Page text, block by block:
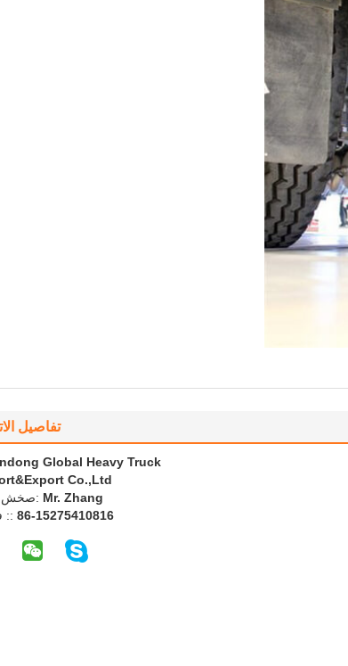
تفاصيل
Global Heavy Truck
Co.,Ltd
اتصل Mr. Zhang
86-15275410816